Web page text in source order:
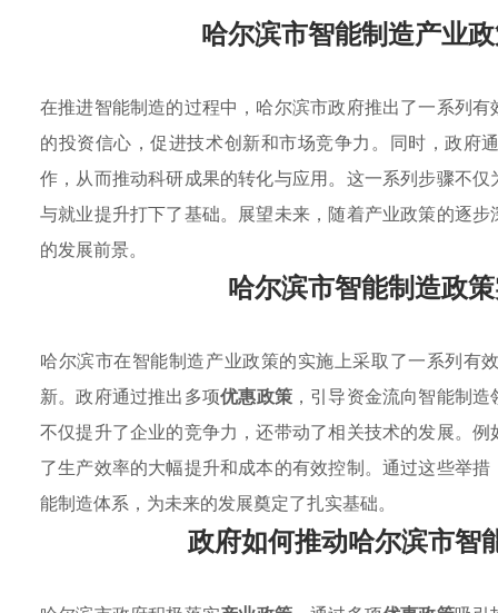
哈尔滨市智能制造产业
在推进智能制造的过程中，哈尔滨市政府推出了一系列有
的投资信心，促进技术创新和市场竞争力。同时，政府
作，从而推动科研成果的转化与应用。这一系列步骤不
与就业提升打下了基础。展望未来，随着产业政策的逐
的发展前景。
哈尔滨市智能制造政
哈尔滨市在智能制造产业政策的实施上采取了一系列有
新。政府通过推出多项优惠政策，引导资金流向智能制
不仅提升了企业的竞争力，还带动了相关技术的发展。
了生产效率的大幅提升和成本的有效控制。通过这些举
能制造体系，为未来的发展奠定了扎实基础。
政府如何推动哈尔滨市智